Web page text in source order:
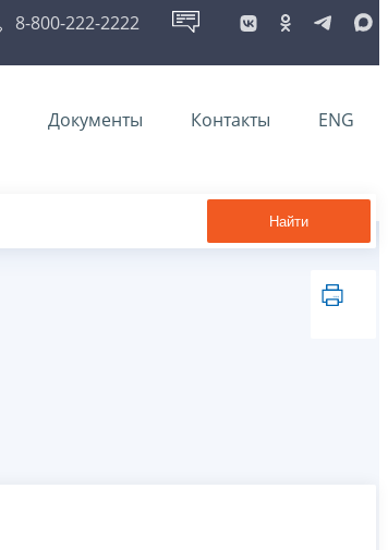
8-800-222-2222
Документы Контакты ENG
Найти